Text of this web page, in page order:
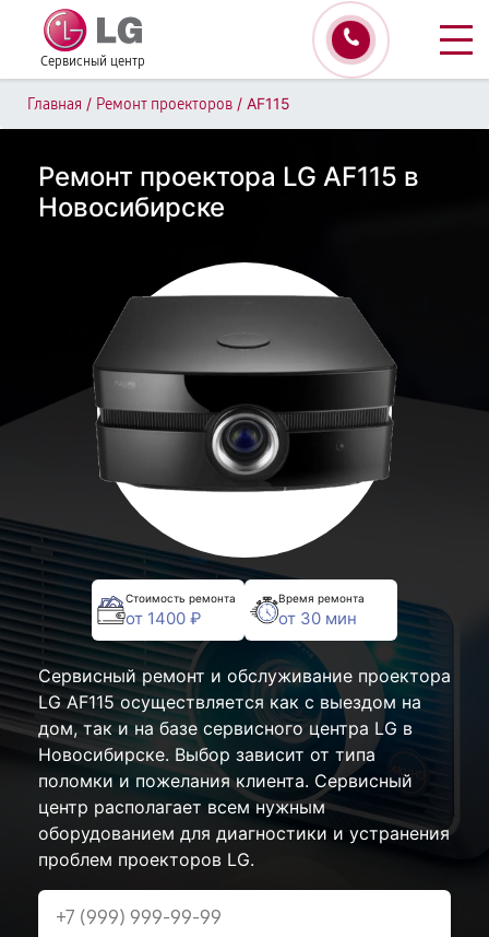
Сервисный центр
Главная / Ремонт проекторов / AF115
Ремонт проектора LG AF115 в
Новосибирске
Стоимость ремонта
от 1400 ₽
Время ремонта
от 30 мин
Сервисный ремонт и обслуживание проектора
LG AF115 осуществляется как с выездом на
дом, так и на базе сервисного центра LG в
Новосибирске. Выбор зависит от типа
поломки и пожелания клиента. Сервисный
центр располагает всем нужным
оборудованием для диагностики и устранения
проблем проекторов LG.